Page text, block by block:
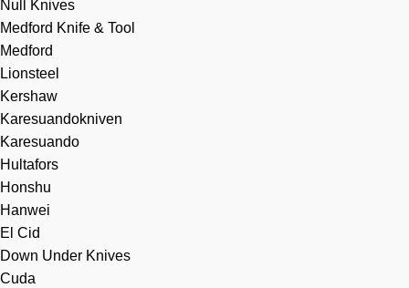
Null Knives
Medford Knife & Tool
Medford
Lionsteel
Kershaw
Karesuandokniven
Karesuando
Hultafors
Honshu
Hanwei
El Cid
Down Under Knives
Cuda